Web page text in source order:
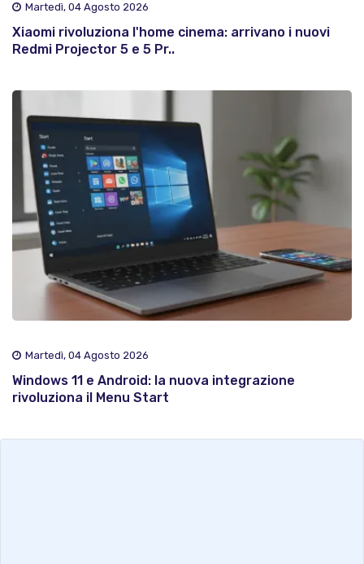
Martedì, 04 Agosto 2026
Xiaomi rivoluziona l'home cinema: arrivano i nuovi
Redmi Projector 5 e 5 Pr..
Martedì, 04 Agosto 2026
Windows 11 e Android: la nuova integrazione
rivoluziona il Menu Start